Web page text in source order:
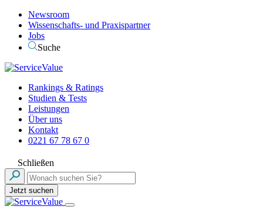
Newsroom
Wissenschafts- und Praxispartner
Jobs
Suche
Rankings & Ratings
Studien & Tests
Leistungen
Über uns
Kontakt
0221 67 78 67 0
Schließen
Jetzt suchen